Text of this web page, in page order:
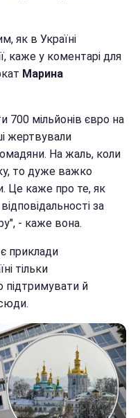
як в Україні
каже у коментарі для
Марина
700 мільйонів євро на
жертвували
На жаль, коли
то дуже важко
Це каже про те, як
за
- каже вона.
приклади
тільки
підтримувати й